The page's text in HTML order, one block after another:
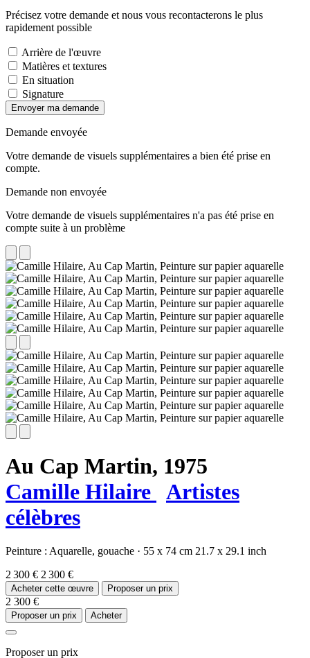
Précisez votre demande et nous vous recontacterons le plus
rapidement possible
Arrière de l'œuvre
Matières et textures
En situation
Signature
Envoyer ma demande
Demande envoyée
Votre demande de visuels supplémentaires a bien été prise en
compte.
Demande non envoyée
Votre demande de visuels supplémentaires n'a pas été prise en
compte suite à un problème
Au Cap Martin, 1975
Camille Hilaire
Artistes
célèbres
Peinture : Aquarelle, gouache · 55 x 74 cm 21.7 x 29.1 inch
2 300 € 2 300 €
Acheter cette œuvre Proposer un prix
2 300 €
Proposer un prix Acheter
Proposer un prix